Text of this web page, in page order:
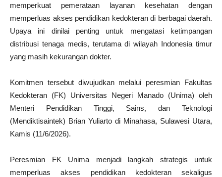
memperkuat pemerataan layanan kesehatan dengan
memperluas akses pendidikan kedokteran di berbagai daerah.
Upaya ini dinilai penting untuk mengatasi ketimpangan
distribusi tenaga medis, terutama di wilayah Indonesia timur
yang masih kekurangan dokter.
Komitmen tersebut diwujudkan melalui peresmian Fakultas
Kedokteran (FK) Universitas Negeri Manado (Unima) oleh
Menteri Pendidikan Tinggi, Sains, dan Teknologi
(Mendiktisaintek) Brian Yuliarto di Minahasa, Sulawesi Utara,
Kamis (11/6/2026).
Peresmian FK Unima menjadi langkah strategis untuk
memperluas akses pendidikan kedokteran sekaligus